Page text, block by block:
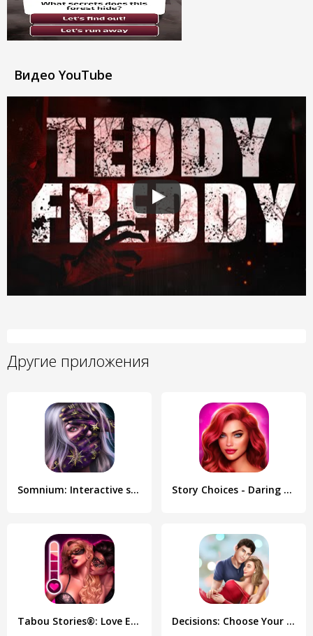
Видео YouTube
Другие приложения
Somnium: Interactive stories Story Choices - Daring Destiny
Tabou Stories®: Love Episodes Decisions: Choose Your Stories